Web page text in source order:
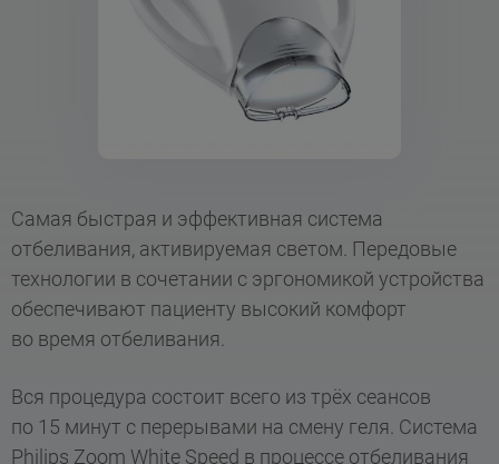
Самая быстрая и эффективная система
отбеливания, активируемая светом. Передовые
технологии в сочетании с эргономикой устройства
обеспечивают пациенту высокий комфорт
во время отбеливания.
Вся процедура состоит всего из трёх сеансов
по 15 минут с перерывами на смену геля. Система
Philips Zoom White Speed ​​в процессе отбеливания